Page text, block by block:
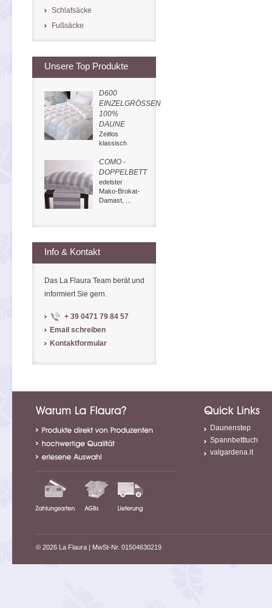
Schlafsäcke
Fußsäcke
Unsere Top Produkte
D600
EINZELGRÖSSEN
100%
DAUNE
Zeitlos
klassisch
COMO -
DOPPELBETT
edelster
Mako-Brokat-
Damast, ...
Info & Kontakt
Das La Flaura Team berät und
informiert Sie gern.
+ 39 0471 79 84 57
Email schreiben
Kontaktformular
Daunenstep
Spannbetttuch
valgardena.it
© 2026 La Flaura| MwSt-Nr. 01504630219